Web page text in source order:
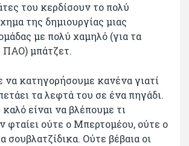
του κερδίσουν το πολύ
της δημιουργίας μιας
με πολύ χαμηλό (για τα
ΠΑΟ) μπάτζετ.
να κατηγορήσουμε κανένα γιατί
τα λεφτά του σε ένα πηγάδι.
είναι να βλέπουμε τι
φταίει ούτε ο Μπερτομέου, ούτε ο
σουβλατζίδικα. Ούτε βέβαια οι